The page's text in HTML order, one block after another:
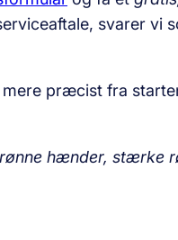
svarer vi
præcist fra
hænder, stærke